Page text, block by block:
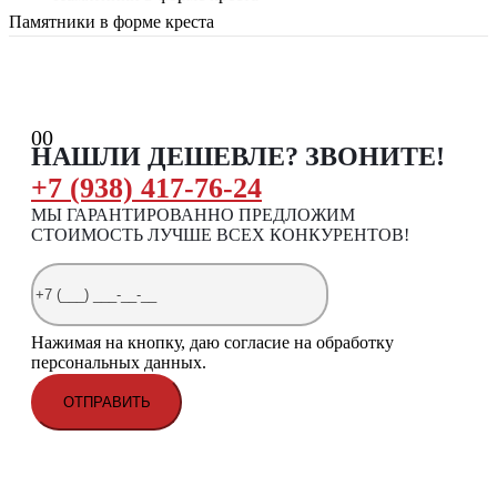
00
Памятники в форме креста
НАШЛИ ДЕШЕВЛЕ? ЗВОНИТЕ!
+7 (938) 417-76-24
МЫ ГАРАНТИРОВАННО ПРЕДЛОЖИМ
СТОИМОСТЬ ЛУЧШЕ ВСЕХ КОНКУРЕНТОВ!
Нажимая на кнопку, даю согласие на обработку
персональных данных.